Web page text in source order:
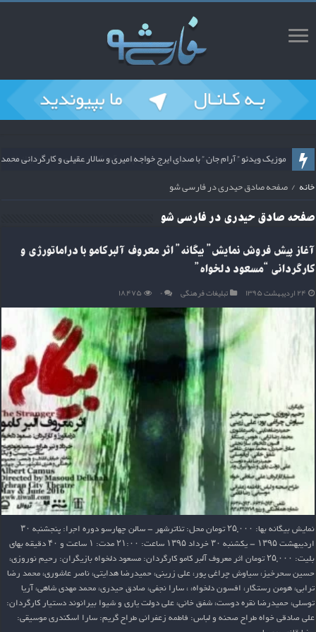
موزیک ویدئو ” آرام جان ” با صدای ایرج خواجه امیری و سالار عقیلی و
ریمیکس قطعه پشیمان با صدای محسن ملک پور و آهنگسازی محمد سیحونی از
خانه / صفحه صادق حیدری در فارسی شو
صفحهصادق حیدری در فارسی شو
آغاز پیش فروش نمایش” بیگانه” اثر معروف آلبرکامو با دراماتورژی و
کارگردانی “مسعود دلخواه”
۲۴ اردیبهشت ۱۳۹۵ تبلیغات فرهنگی ۰ ۱۸,۴۷۵
نمایش بیگانه بها: ۲۵,۰۰۰ تومان محل: تئاترشهر – سالن چهارسو دوره اجرا: پنجشنبه ۳۰
ارديبهشت ۱۳۹۵ – يكشنبه ۳۰ خرداد ۱۳۹۵ ساعت: ۲۱:۰۰ مدت: ۱ ساعت و ۴۰ دقیقه بهای
بلیت: ۲۵,۰۰۰ تومان اثر معروف آلبر کامو کارگردان: مسعود دلخواه بازیگران: رحیم نوروزی،
حسین سحرخیز، سیاوش چراغی پور، علی زرینی، حمیدرضا هدایتی، ناصر عاشوری، محمد رضا
ترابی، هومن رستگار، افسون دلخواه، ، سارا نجفی، صادق حیدری، محمد مهدی شاهی، آریا
توسلی، حمیدرضا نقره دوست، شفق خانی، علی دولت یاری و شیوا بیرانوند دستیار کارگردان:
علی صادقی خواه طراح صحنه و لباس: فاطمه زعفرانی طراح گریم: سارا اسکندری موسیقی: